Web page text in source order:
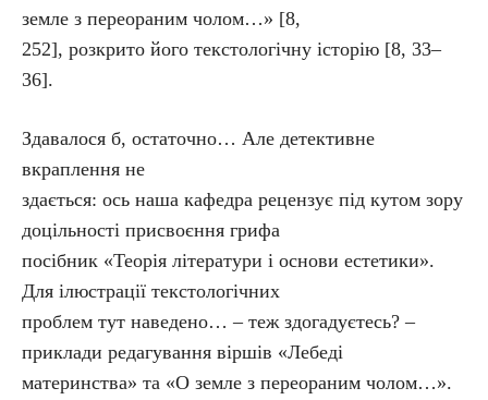
земле з переораним чолом…» [8,
252], розкрито його текстологічну історію [8, 33–
36].
Здавалося б, остаточно… Але детективне
вкраплення не
здається: ось наша кафедра рецензує під кутом зору
доцільності присвоєння грифа
посібник «Теорія літератури і основи естетики».
Для ілюстрації текстологічних
проблем тут наведено… – теж здогадуєтесь? –
приклади редагування віршів «Лебеді
материнства» та «О земле з переораним чолом…».